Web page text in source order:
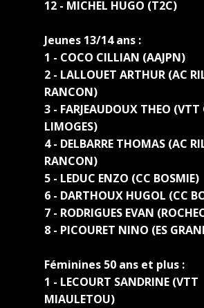
12 - MICHEL HUGO (T2C)
Jeunes 13/14 ans :
1 - COCO CILLIAN (AAJPN)
2 - LALLOUET ARTHUR (AC
RANCON)
3 - FARJEAUDOUX THEO
LIMOGES)
4 - DELBARRE THOMAS (AC
RANCON)
5 - LEDUC ENZO (CC BOSMIE)
6 - DARTHOUX HUGOL (CC
7 - RODRIGUES EVAN
8 - PICOURET NINO (ES
Féminines 50 ans et plus :
1 - LECOURT SANDRINE (VTT
MIAULETOU)